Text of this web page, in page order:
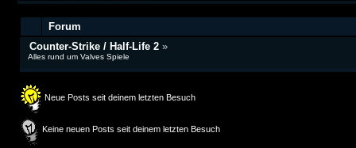
Forum
Counter-Strike / Half-Life 2 »
Alles rund um Valves Spiele
Neue Posts seit deinem letzten Besuch
Keine neuen Posts seit deinem letzten Besuch